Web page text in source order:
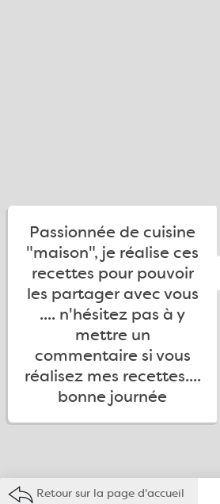
Passionnée de cuisine
"maison", je réalise ces
recettes pour pouvoir
les partager avec vous
.... n'hésitez pas à y
mettre un
commentaire si vous
réalisez mes recettes....
bonne journée
Retour sur la page d'accueil